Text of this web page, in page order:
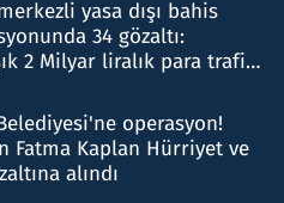
yasa dışı bahis
34 gözaltı:
2 Milyar liralık para trafiği
operasyon!
Fatma Kaplan Hürriyet ve
alındı